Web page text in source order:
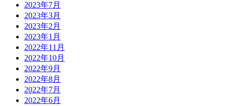
2023年7月
2023年3月
2023年2月
2023年1月
2022年11月
2022年10月
2022年9月
2022年8月
2022年7月
2022年6月